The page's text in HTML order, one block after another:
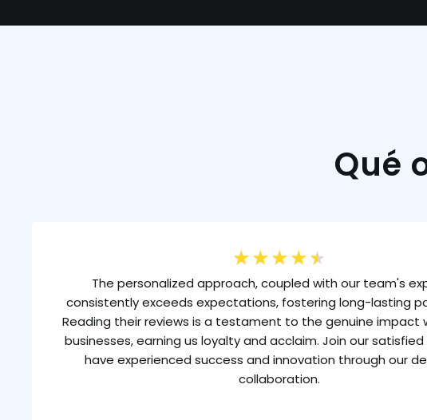
Qué
★ ★ ★ ★ ★
The personalized approach, coupled with our team's
consistently exceeds expectations, fostering long-lasting
Reading their reviews is a testament to the genuine impact
businesses, earning us loyalty and acclaim. Join our
have experienced success and innovation through our
collaboration.